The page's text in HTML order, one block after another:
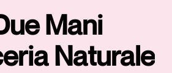
Mani
Naturale